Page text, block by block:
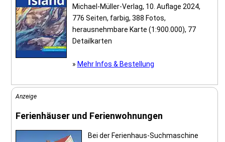
Michael-Müller-Verlag, 10. Auflage 2024,
776 Seiten, farbig, 388 Fotos,
herausnehmbare Karte (1:900.000), 77
Detailkarten
» Mehr Infos & Bestellung
Anzeige
Ferienhäuser und Ferienwohnungen
Bei der Ferienhaus-Suchmaschine